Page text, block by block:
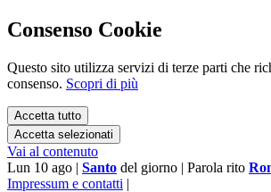
Consenso Cookie
Questo sito utilizza servizi di terze parti che
consenso. Scopri di più
Accetta tutto
Accetta selezionati
Vai al contenuto
Lun 10 ago | Santo del giorno | Parola rito
Impressum e contatti |